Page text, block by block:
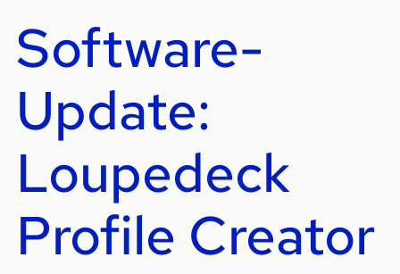
Software-
Update:
Loupedeck
Profile Creator